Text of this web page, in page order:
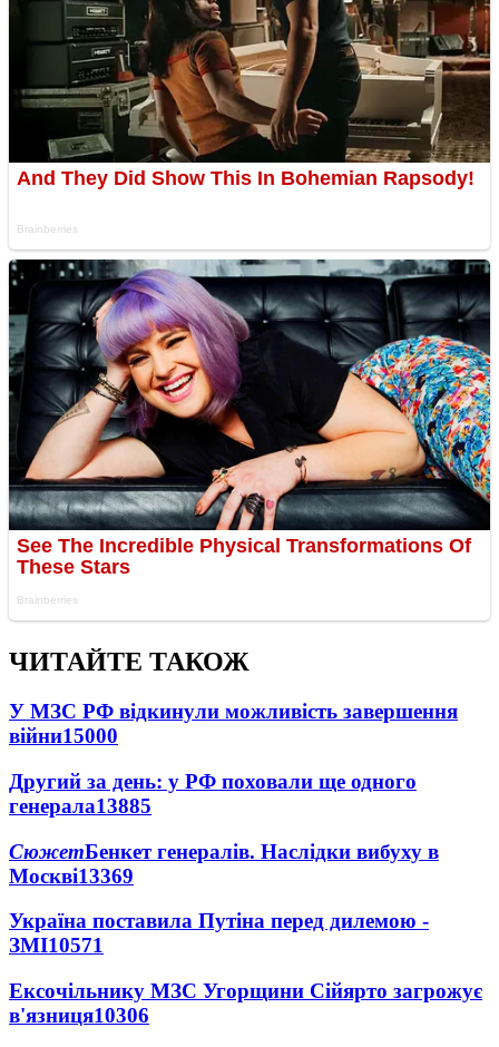
ЧИТАЙТЕ ТАКОЖ
У МЗС РФ відкинули можливість завершення
війни15000
Другий за день: у РФ поховали ще одного
генерала13885
СюжетБенкет генералів. Наслідки вибуху в
Москві13369
Україна поставила Путіна перед дилемою -
ЗМІ10571
Ексочільнику МЗС Угорщини Сійярто загрожує
в'язниця10306